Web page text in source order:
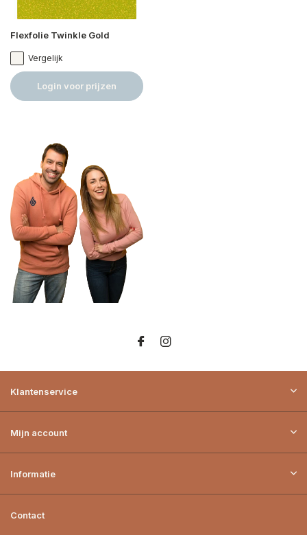
Flexfolie Twinkle Gold
Vergelijk
Login voor prijzen
Klantenservice
Mijn account
Informatie
Contact